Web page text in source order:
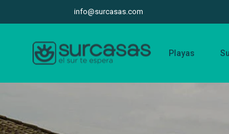
info@surcasas.com
Playas